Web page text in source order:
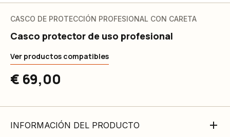
CASCO DE PROTECCIÓN PROFESIONAL CON CARETA
Casco protector de uso profesional
Ver productos compatibles
€ 69,00
INFORMACIÓN DEL PRODUCTO